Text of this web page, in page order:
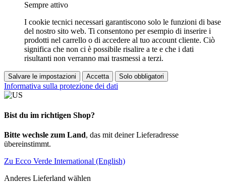
Sempre attivo
I cookie tecnici necessari garantiscono solo le funzioni di base
del nostro sito web. Ti consentono per esempio di inserire i
prodotti nel carrello o di accedere al tuo account cliente. Ciò
significa che non ci è possibile risalire a te e che i dati
risultanti non verranno mai trasmessi a terzi.
Salvare le impostazioni Accetta Solo obbligatori
Informativa sulla protezione dei dati
Bist du im richtigen Shop?
Bitte wechsle zum Land, das mit deiner Lieferadresse
übereinstimmt.
Zu Ecco Verde International (English)
Anderes Lieferland wählen